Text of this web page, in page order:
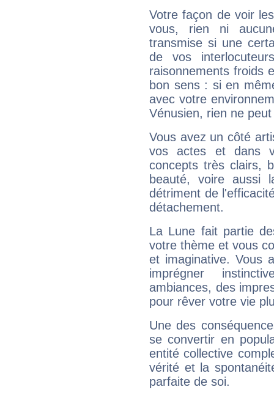
Votre façon de voir
vous, rien ni
transmise si une
de vos
raisonnements froids
bon sens : si en
avec votre
Vénusien, rien ne
Vous avez un côté
vos actes et dans
concepts très clairs,
beauté, voire aussi
détriment de
détachement.
La Lune fait partie
votre thème et vous
et imaginative. Vous
imprégner
ambiances, des
pour rêver votre vie
Une des
se convertir en
entité collective
vérité et la
parfaite de soi.